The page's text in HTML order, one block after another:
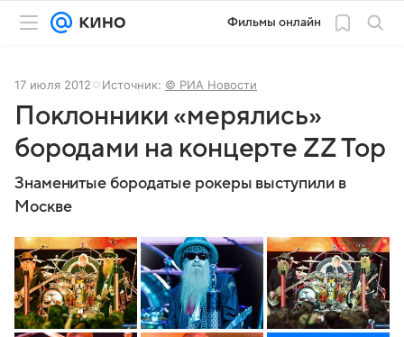
Фильмы онлайн
17 июля 2012 Источник: © РИА Новости
Поклонники «мерялись»
бородами на концерте ZZ Top
Знаменитые бородатые рокеры выступили в
Москве